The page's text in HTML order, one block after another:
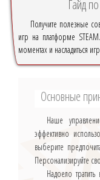
Гайд
Получите полезные
игр на платформе
моментах и насладиться
Основные
Наше
эффективно
выберите
Персонализируйте
Надоело